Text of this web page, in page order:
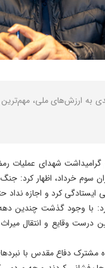
به ارزش‌های ملی،
شهدای عملیات
سوم خرداد، اظهار
ایستادگی کرد و اجازه
با وجود گذشت چندین
درست وقایع و انتقال
مشترک دفاع مقدس با